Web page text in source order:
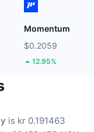
Momentum
$0.2059
12.95%
is kr 0.191463